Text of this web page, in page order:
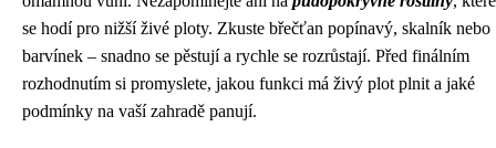
se hodí pro nižší živé ploty. Zkuste břečťan popínavý, skalník nebo
barvínek – snadno se pěstují a rychle se rozrůstají. Před finálním
rozhodnutím si promyslete, jakou funkci má živý plot plnit a jaké
podmínky na vaší zahradě panují.